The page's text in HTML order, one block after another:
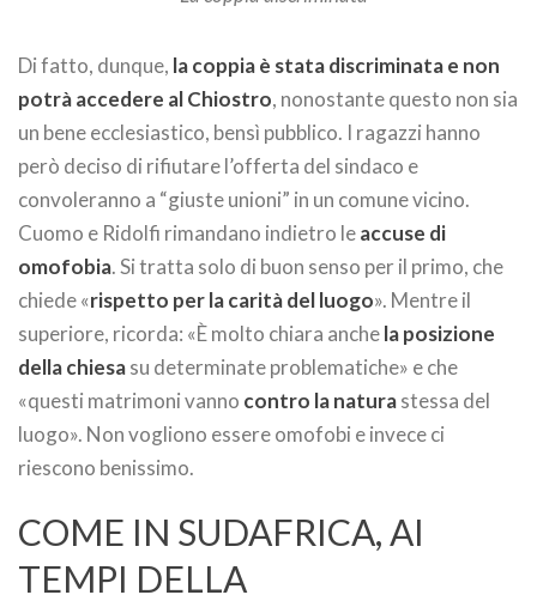
Di fatto, dunque, la coppia è stata discriminata e non
potrà accedere al Chiostro, nonostante questo non sia
un bene ecclesiastico, bensì pubblico. I ragazzi hanno
però deciso di rifiutare l’offerta del sindaco e
convoleranno a “giuste unioni” in un comune vicino.
Cuomo e Ridolfi rimandano indietro leaccuse di
omofobia. Si tratta solo di buon senso per il primo, che
chiede «rispetto per la carità del luogo». Mentre il
superiore, ricorda: «È molto chiara anchela posizione
dellachiesasu determinate problematiche» e che
«questi matrimoni vanno contro la naturastessa del
luogo». Non vogliono essere omofobi e invece ci
riescono benissimo.
COME IN SUDAFRICA, AI
TEMPI DELLA